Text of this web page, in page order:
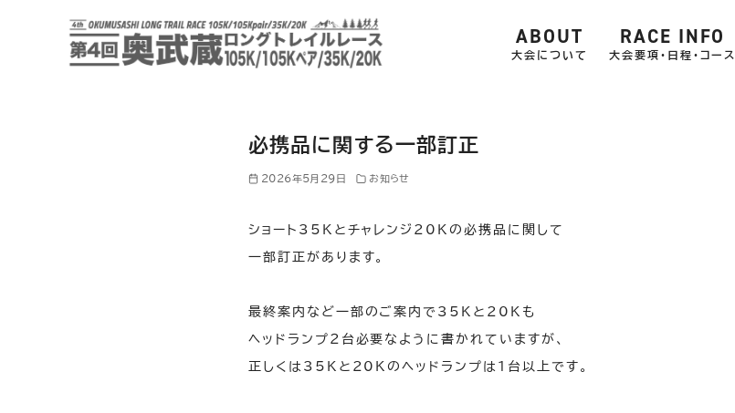
ABOUT
大会について
RACE INFO
大会要項・日程・コース
必携品に関する一部訂正
2026年5月29日 お知らせ
ショート35Kとチャレンジ20Kの必携品に関して
一部訂正があります。
最終案内など一部のご案内で35Kと20Kも
ヘッドランプ２台必要なように書かれていますが、
正しくは35Kと20Kのヘッドランプは1台以上です。